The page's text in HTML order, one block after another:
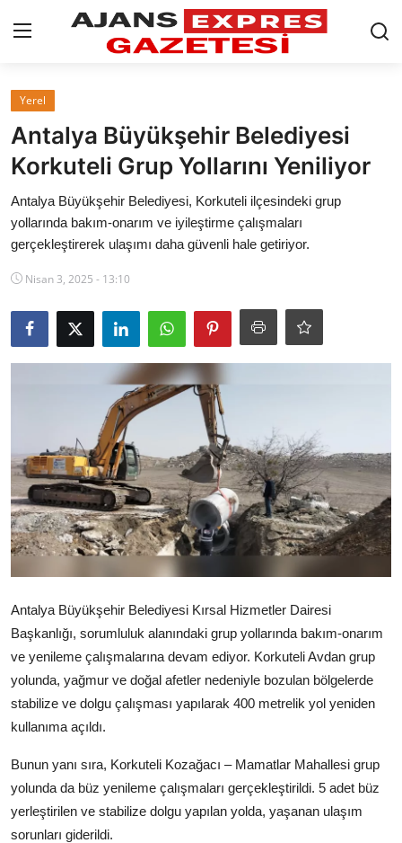
AnaSayfa
Siyaset
Türkiye Gündemi
Yerel
Siber Güvenlik
Kütahya
Özel Haber
Teknoloji
TBMM Haberleri
Belediye
Sağlık
Asayiş
Köşe Yazısı
Yerel
Antalya Büyükşehir Belediyesi
Korkuteli Grup Yollarını Yeniliyor
Antalya Büyükşehir Belediyesi, Korkuteli ilçesindeki grup
yollarında bakım-onarım ve iyileştirme çalışmaları
gerçekleştirerek ulaşımı daha güvenli hale getiriyor.
Nisan 3, 2025 - 13:10
Antalya Büyükşehir Belediyesi Kırsal Hizmetler Dairesi
Başkanlığı, sorumluluk alanındaki grup yollarında bakım-onarım
ve yenileme çalışmalarına devam ediyor. Korkuteli Avdan grup
yolunda, yağmur ve doğal afetler nedeniyle bozulan bölgelerde
stabilize ve dolgu çalışması yapılarak 400 metrelik yol yeniden
kullanıma açıldı.
Bunun yanı sıra, Korkuteli Kozağacı – Mamatlar Mahallesi grup
yolunda da büz yenileme çalışmaları gerçekleştirildi. 5 adet büz
yerleştirilen ve stabilize dolgu yapılan yolda, yaşanan ulaşım
sorunları giderildi.